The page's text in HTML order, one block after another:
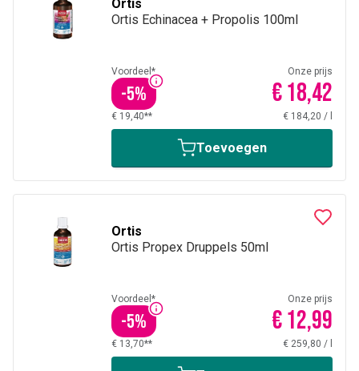
Ortis
Ortis Echinacea + Propolis 100ml
Voordeel*
-5%
Onze prijs
€ 18,42
€ 19,40** € 184,20 /
Toevoegen
Ortis
Ortis Propex Druppels 50ml
Voordeel*
-5%
Onze prijs
€ 12,99
€ 13,70** € 259,80 /